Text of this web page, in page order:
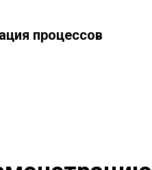
процессов